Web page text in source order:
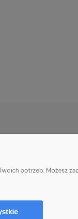
Polityka
potrzeb. Możesz